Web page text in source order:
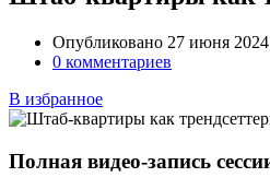
Опубликовано 27 июня 2024
0 комментариев
В избранное
Полная видео-запись